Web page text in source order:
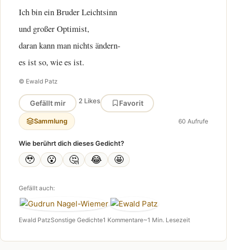
Ich bin ein Bruder Leichtsinn
und großer Optimist,
daran kann man nichts ändern-
es ist so, wie es ist.
© Ewald Patz
Gefällt mir 2 Likes Favorit
Sammlung 60 Aufrufe
Wie berührt dich dieses Gedicht?
🥹 😮 🤔 😂 🤩
Gefällt auch:
Ewald PatzSonstige Gedichte1 Kommentare~1 Min. Lesezeit